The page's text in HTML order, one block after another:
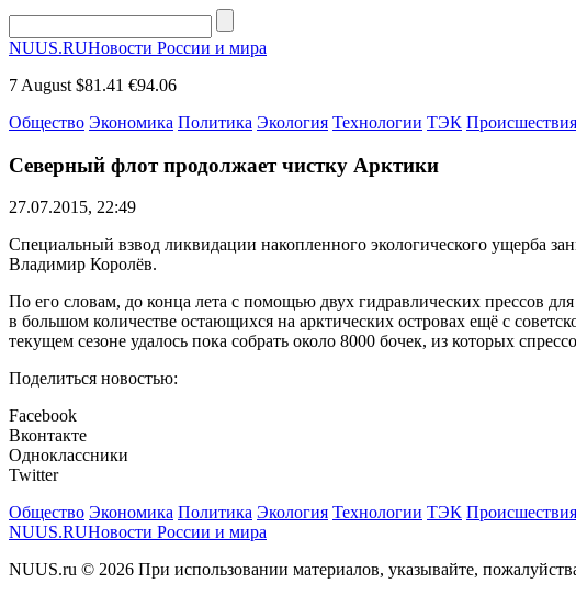
NUUS.RUНовости России и мира
7 August $81.41 €94.06
Общество Экономика Политика Экология Технологии ТЭК Происшествия
Северный флот продолжает чистку Арктики
27.07.2015, 22:49
Специальный взвод ликвидации накопленного экологического ущерба
Владимир Королёв.
По его словам, до конца лета с помощью двух гидравлических прессов
в большом количестве остающихся на арктических островах ещё с
текущем сезоне удалось пока собрать около 8000 бочек, из которых
Поделиться новостью:
Facebook
Вконтакте
Одноклассники
Twitter
Общество Экономика Политика Экология Технологии ТЭК Происшествия
NUUS.RUНовости России и мира
NUUS.ru © 2026 При использовании материалов, указывайте,